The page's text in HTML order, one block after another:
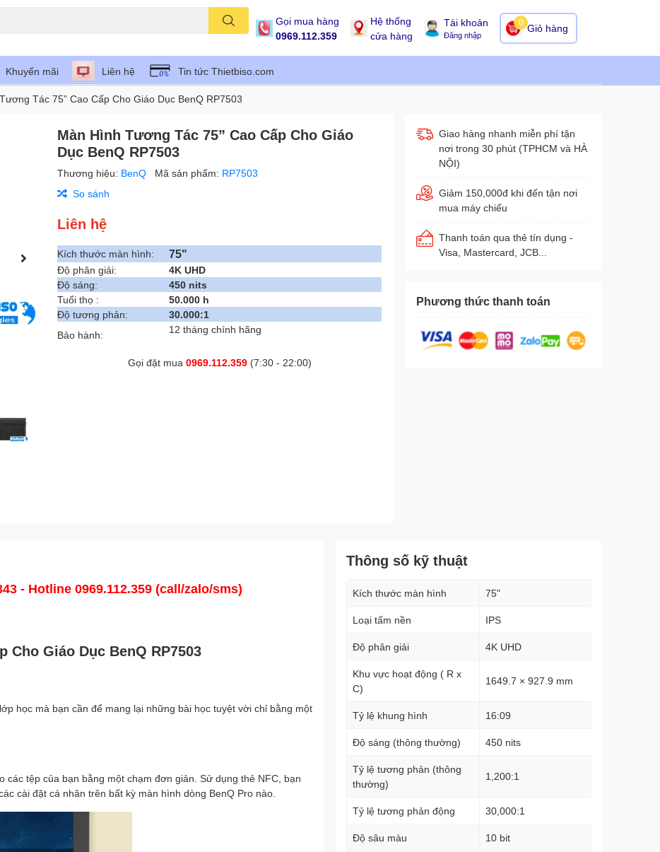
Gọi mua hàng
0969.112.359
Hệ thống
cửa hàng
Tài khoản
Đăng nhập
Giỏ hàng
0
Khuyến mãi Liên hệ Tin tức Thietbiso.com
Tác 75” Cao Cấp Cho Giáo Dục BenQ RP7503
Màn Hình Tương Tác 75” Cao Cấp Cho Giáo
Dục BenQ RP7503
Thương hiệu: BenQ Mã sản phẩm: RP7503
So sánh
Liên hệ
Kích thước màn hình: 75"
Độ phân giải:
4K UHD
Độ sáng:
450 nits
Tuổi thọ :
50.000 h
Độ tương phản:
30.000:1
Bảo hành:
12 tháng chính hãng
Gọi đặt mua0969.112.359 (7:30 - 22:00)
Giao hàng nhanh miễn phí tận
nơi trong 30 phút (TPHCM và HÀ
NỘI)
Giảm 150,000đ khi đến tận nơi
mua máy chiếu
Thanh toán qua thẻ tín dụng -
Visa, Mastercard, JCB...
Phương thức thanh toán
- Hotline 0969.112.359 (call/zalo/sms)
Cho Giáo Dục BenQ RP7503
học mà bạn cần để mang lại những bài học tuyệt vời chỉ bằng một
các tệp của bạn bằng một chạm đơn giản. Sử dụng thẻ NFC, bạn
cài đặt cá nhân trên bất kỳ màn hình dòng BenQ Pro nào.
Thông số kỹ thuật
Kích thước màn hình 75"
Loại tấm nền IPS
Độ phân giải 4K UHD
Khu vực hoạt động ( R x
C)
1649.7 × 927.9 mm
Tỷ lệ khung hình 16:09
Độ sáng (thông thường) 450 nits
Tỷ lệ tương phản (thông
thường)
1,200:1
Tỷ lệ tương phản động 30,000:1
Độ sâu màu 10 bit